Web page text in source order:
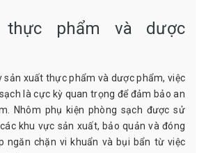
thực phẩm và dược
sản xuất thực phẩm và dược phẩm, việc
là cực kỳ quan trọng để đảm bảo an
Nhôm phụ kiện phòng sạch được sử
khu vực sản xuất, bảo quản và đóng
ngăn chặn vi khuẩn và bụi bẩn từ việc